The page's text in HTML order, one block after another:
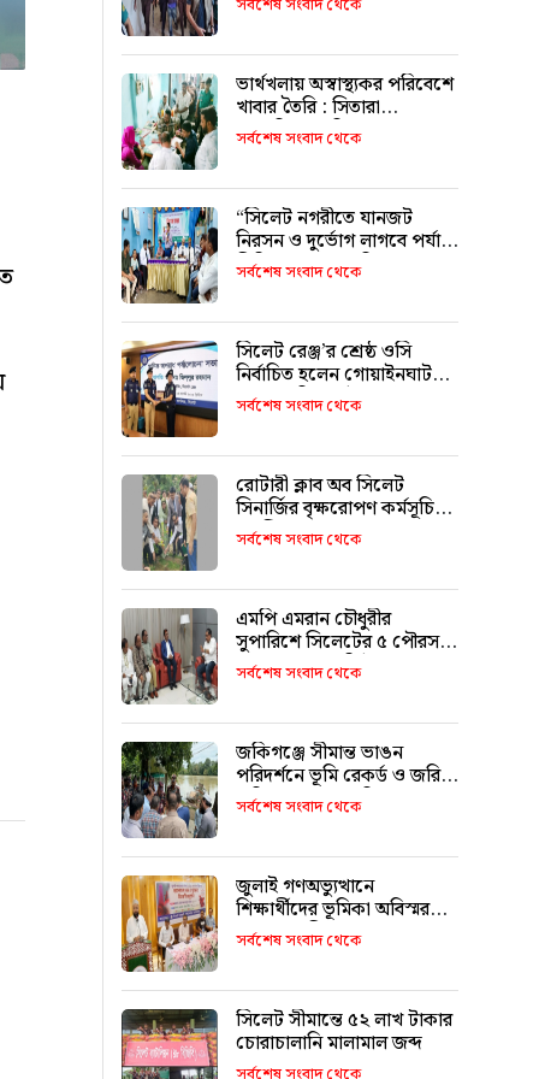
ভার্থখলায় অস্বাস্থ্যকর পরিবেশে
খাবার তৈরি : সিতারা
বেকারিকে জরিমানা
সর্বশেষ সংবাদ থেকে
“সিলেট নগরীতে যানজট
নিরসন ও দুর্ভোগ লাগবে পর্যাপ্ত
সিটি বাস চালুর দাবি”
সর্বশেষ সংবাদ থেকে
সিলেট রেঞ্জ’র শ্রেষ্ঠ ওসি
নির্বাচিত হলেন গোয়াইনঘাট
থানার অফিসার ইনচার্জ ওমর
ফারুক মোড়ল
সর্বশেষ সংবাদ থেকে
রোটারী ক্লাব অব সিলেট
সিনার্জির বৃক্ষরোপণ কর্মসূচি
অনুষ্ঠিত
সর্বশেষ সংবাদ থেকে
এমপি এমরান চৌধুরীর
সুপারিশে সিলেটের ৫ পৌরসভা
পাচ্ছে ৫ শ কোটি টাকা
সর্বশেষ সংবাদ থেকে
জকিগঞ্জে সীমান্ত ভাঙন
পরিদর্শনে ভূমি রেকর্ড ও জরিপ
অধিদপ্তরের মহাপরিচালক
সর্বশেষ সংবাদ থেকে
জুলাই গণঅভ্যুত্থানে
শিক্ষার্থীদের ভূমিকা অবিস্মরণীয়
: এম এ মালিক
সর্বশেষ সংবাদ থেকে
সিলেট সীমান্তে ৫২ লাখ টাকার
চোরাচালানি মালামাল জব্দ